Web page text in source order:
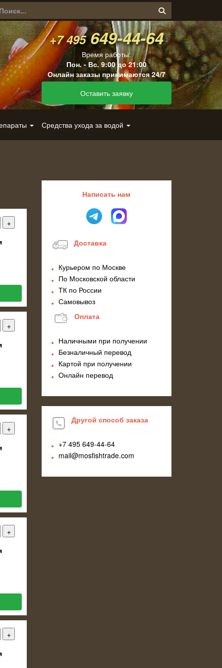
+7 495649-44-64
Время работы:
Пон. - Вс. 9:00 до 21:00
Онлайн заказы принимаются 24/7
Оставить заявку
Средства ухода за водой
Написать нам
Доставка
Курьером по Москве
По Московской области
ТК по России
Самовывоз
Оплата
Наличными при получении
Безналичный перевод
Картой при получении
Онлайн перевод
Другой способ заказа
+7 495649-44-64
mail@mosfishtrade.com